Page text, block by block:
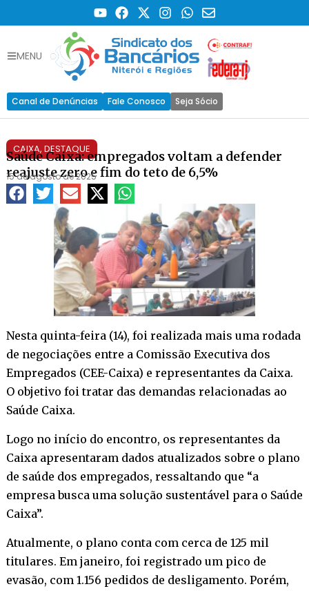
MENU
Canal de Denúncias Fale Conosco Seja Sócio
CAIXA, DESTAQUE
Saúde Caixa: empregados voltam a defender
reajuste zero e fim do teto de 6,5%
15 de agosto de 2025
Nesta quinta-feira (14), foi realizada mais uma rodada
de negociações entre a Comissão Executiva dos
Empregados (CEE-Caixa) e representantes da Caixa.
O objetivo foi tratar das demandas relacionadas ao
Saúde Caixa.
Logo no início do encontro, os representantes da
Caixa apresentaram dados atualizados sobre o plano
de saúde dos empregados, ressaltando que “a
empresa busca uma solução sustentável para o Saúde
Caixa”.
Atualmente, o plano conta com cerca de 125 mil
titulares. Em janeiro, foi registrado um pico de
evasão, com 1.156 pedidos de desligamento. Porém,